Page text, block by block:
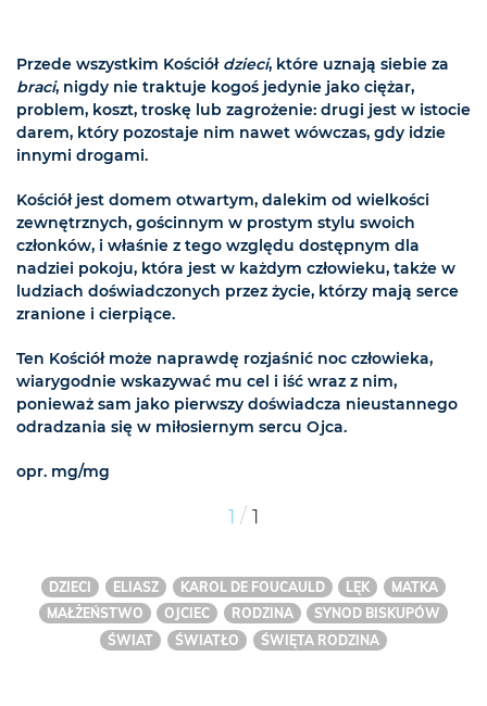
Przede wszystkim Kościół dzieci, które uznają siebie za
braci, nigdy nie traktuje kogoś jedynie jako ciężar,
problem, koszt, troskę lub zagrożenie: drugi jest w istocie
darem, który pozostaje nim nawet wówczas, gdy idzie
innymi drogami.
Kościół jest domem otwartym, dalekim od wielkości
zewnętrznych, gościnnym w prostym stylu swoich
członków, i właśnie z tego względu dostępnym dla
nadziei pokoju, która jest w każdym człowieku, także w
ludziach doświadczonych przez życie, którzy mają serce
zranione i cierpiące.
Ten Kościół może naprawdę rozjaśnić noc człowieka,
wiarygodnie wskazywać mu cel i iść wraz z nim,
ponieważ sam jako pierwszy doświadcza nieustannego
odradzania się w miłosiernym sercu Ojca.
opr. mg/mg
1 / 1
DZIECI ELIASZ KAROL DE FOUCAULD LĘK
MATKA
MAŁŻEŃSTWO
OJCIEC RODZINA
SYNOD BISKUPÓW
ŚWIAT
ŚWIATŁO ŚWIĘTA RODZINA